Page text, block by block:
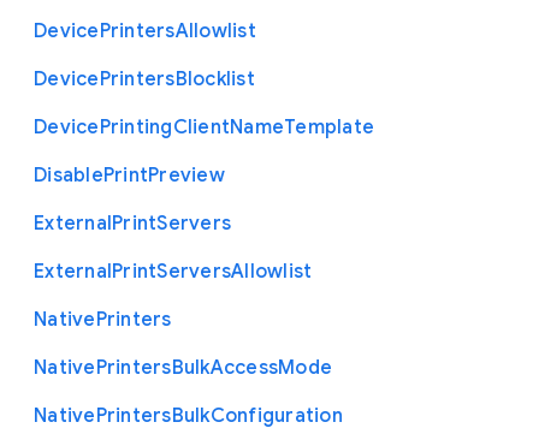
DevicePrintersAllowlist
DevicePrintersBlocklist
DevicePrintingClientNameTemplate
DisablePrintPreview
ExternalPrintServers
ExternalPrintServersAllowlist
NativePrinters
NativePrintersBulkAccessMode
NativePrintersBulkConfiguration